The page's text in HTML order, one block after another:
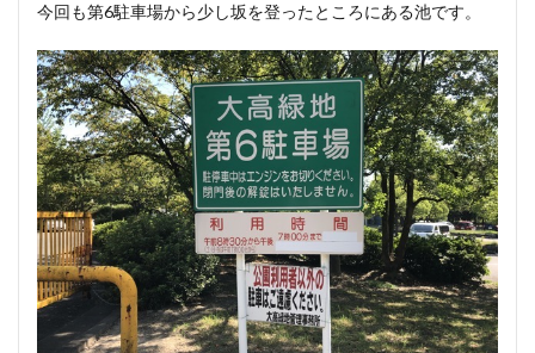
今回も第6駐車場から少し坂を登ったところにある池です。